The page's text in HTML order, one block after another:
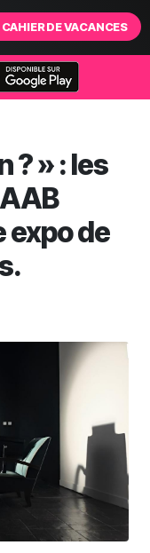
CAHIER DE VACANCES
? » : les
expo de